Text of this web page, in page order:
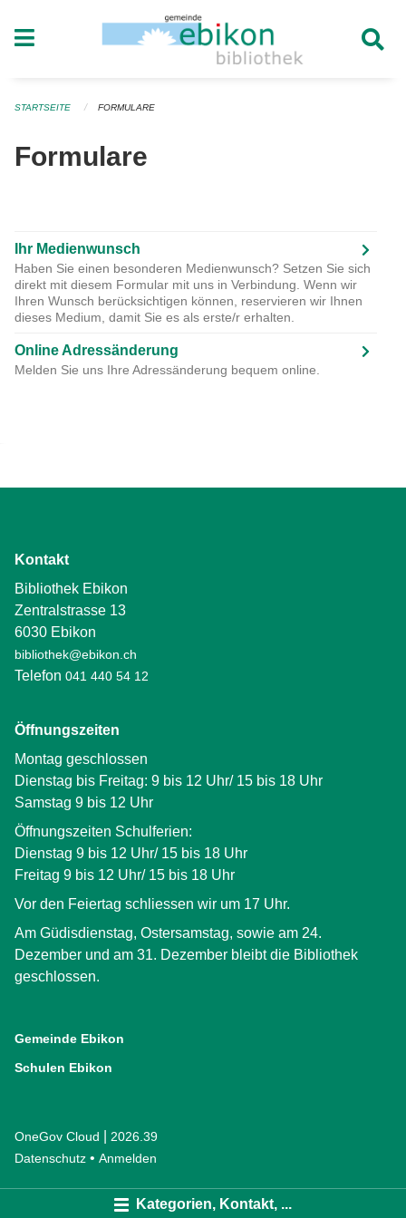
Kategorien, Kontakt, ...
STARTSEITE FORMULARE
Formulare
Ihr Medienwunsch
Haben Sie einen besonderen Medienwunsch? Setzen Sie sich
direkt mit diesem Formular mit uns in Verbindung. Wenn wir
Ihren Wunsch berücksichtigen können, reservieren wir Ihnen
dieses Medium, damit Sie es als erste/r erhalten.
Online Adressänderung
Melden Sie uns Ihre Adressänderung bequem online.
Kontakt
Bibliothek Ebikon
Zentralstrasse 13
6030 Ebikon
bibliothek@ebikon.ch
Telefon 041 440 54 12
Öffnungszeiten
Montag geschlossen
Dienstag bis Freitag: 9 bis 12 Uhr/ 15 bis 18 Uhr
Samstag 9 bis 12 Uhr
Öffnungszeiten Schulferien:
Dienstag 9 bis 12 Uhr/ 15 bis 18 Uhr
Freitag 9 bis 12 Uhr/ 15 bis 18 Uhr
Vor den Feiertag schliessen wir um 17 Uhr.
Am Güdisdienstag, Ostersamstag, sowie am 24.
Dezember und am 31. Dezember bleibt die Bibliothek
geschlossen.
Gemeinde Ebikon
Schulen Ebikon
OneGov Cloud (External Link)
2026.39
Datenschutz (External Link)
Anmelden